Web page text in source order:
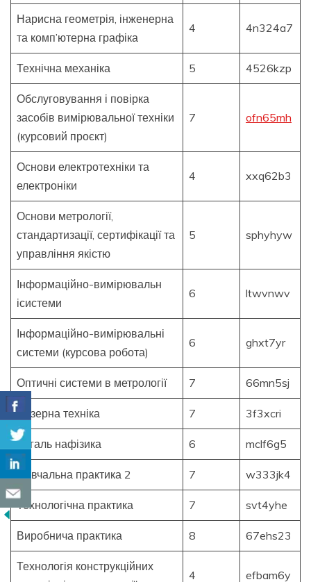
Нарисна геометрія, інженерна
та комп’ютерна графіка
4 4n324a7
Технічна механіка 5 4526kzp
Обслуговування і повірка
засобів вимірювальної техніки
(курсовий проєкт)
7 ofn65mh
Основи електротехніки та
електроніки
4 xxq62b3
Основи метрології,
стандартизації, сертифікації та
управління якістю
5 sphyhyw
Інформаційно-вимірювальн
ісистеми
6 ltwvnwv
Інформаційно-вимірювальні
системи (курсова робота)
6 ghxt7yr
Оптичні системи в метрології 7 66mn5sj
Лазерна техніка 7 3f3xcri
Загаль нафізика 6 mclf6g5
Навчальна практика 2 7 w333jk4
Технологічна практика 7 svt4yhe
Виробнича практика 8 67ehs23
Технологія конструкційних
4 efbam6y